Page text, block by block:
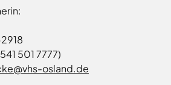
501 7777)
osland.de